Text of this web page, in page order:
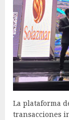
La plataforma
transacciones